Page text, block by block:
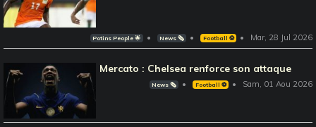
Potins People 🌟 News 🗞️ Football ⚽️ Mar, 28 Jul 2026
Mercato : Chelsea renforce son attaque
News 🗞️ Football ⚽️ Sam, 01 Aou 2026